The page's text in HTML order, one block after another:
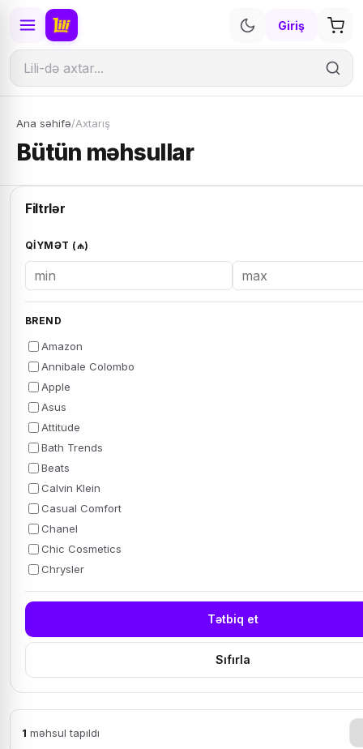
Giriş
Ana səhifə/Axtarış
Bütün məhsullar
Filtrlər
QIYMƏT (₼)
BREND
Amazon
Annibale Colombo
Apple
Asus
Attitude
Bath Trends
Beats
Calvin Klein
Casual Comfort
Chanel
Chic Cosmetics
Chrysler
Tətbiq et
Sıfırla
1 məhsul tapıldı